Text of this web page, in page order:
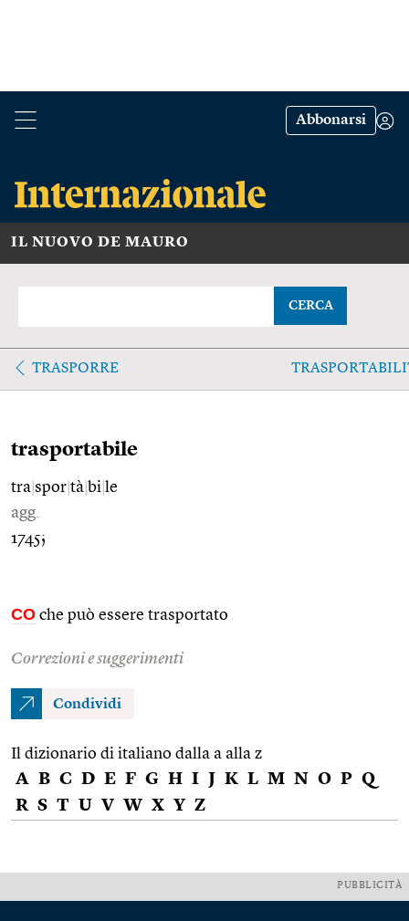
Abbonarsi
IL NUOVO DE MAURO
CERCA
TRASPORRE
trasportabile
tra spor tà bi le
agg.
1745;
CO che può essere trasportato
Correzioni e suggerimenti
Condividi
Il dizionario di italiano dalla a alla z
A B C D E F G H I J K L M N O P Q
R S T U V W X Y Z
PUBBLICITÀ